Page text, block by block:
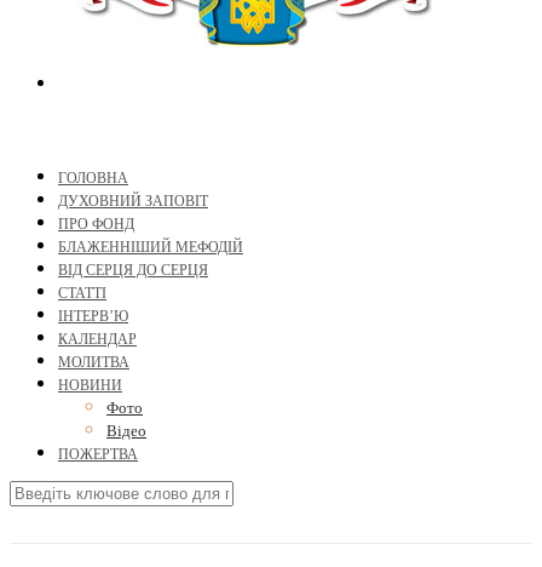
ГОЛОВНА
ДУХОВНИЙ ЗАПОВІТ
ПРО ФОНД
БЛАЖЕННІШИЙ МЕФОДІЙ
ВІД СЕРЦЯ ДО СЕРЦЯ
СТАТТІ
ІНТЕРВ’Ю
КАЛЕНДАР
МОЛИТВА
НОВИНИ
Фото
Відео
ПОЖЕРТВА